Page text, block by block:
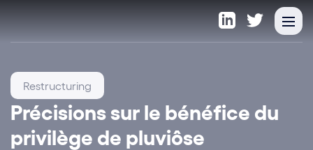
Précisions sur le bénéfice du
privilège de pluviôse
Restructuring